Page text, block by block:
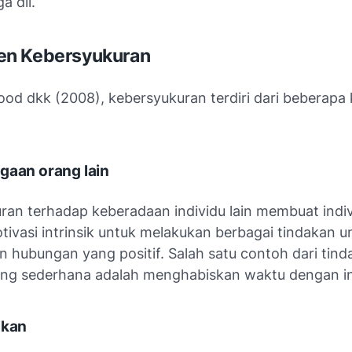
Kebersyukuran
dkk (2008), kebersyukuran terdiri dari beberapa
orang lain
terhadap keberadaan individu lain membuat
intrinsik untuk melakukan berbagai tindakan
hubungan yang positif. Salah satu contoh dari
sederhana adalah menghabiskan waktu dengan